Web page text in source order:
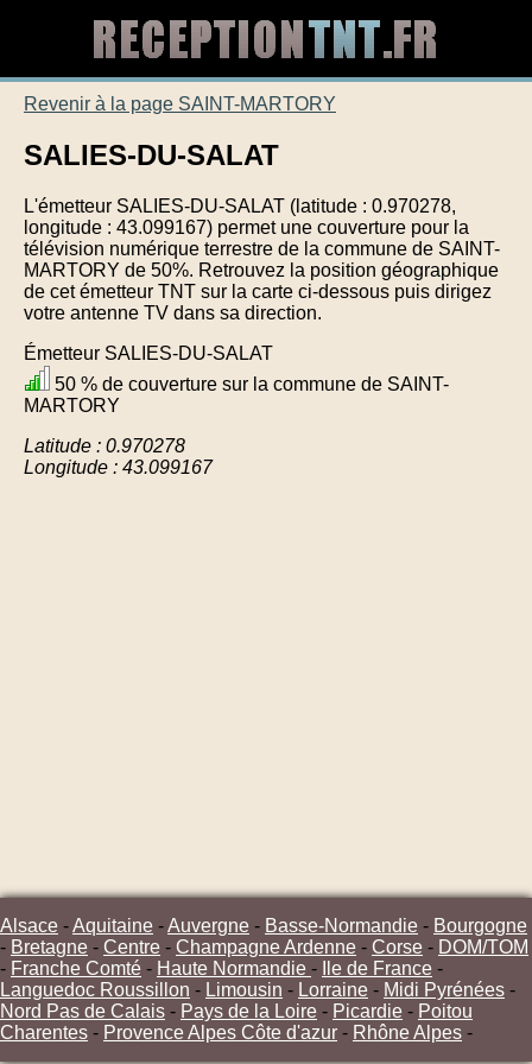
Revenir à la page SAINT-MARTORY
SALIES-DU-SALAT
L'émetteur SALIES-DU-SALAT (latitude : 0.970278,
longitude : 43.099167) permet une couverture pour la
télévision numérique terrestre de la commune de SAINT-
MARTORY de 50%. Retrouvez la position géographique
de cet émetteur TNT sur la carte ci-dessous puis dirigez
votre antenne TV dans sa direction.
Émetteur SALIES-DU-SALAT
50 % de couverture sur la commune de SAINT-
MARTORY
Latitude : 0.970278
Longitude : 43.099167
Alsace -Aquitaine -Auvergne - Basse-Normandie - Bourgogne
- Bretagne - Centre - Champagne Ardenne - Corse - DOM/TOM
- Franche Comté - Haute Normandie - Ile de France -
Languedoc Roussillon - Limousin - Lorraine - Midi Pyrénées -
Nord Pas de Calais - Pays de la Loire - Picardie - Poitou
Charentes - Provence Alpes Côte d'azur - Rhône Alpes -